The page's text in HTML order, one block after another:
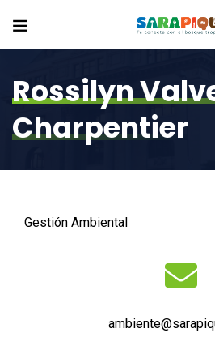
Rossilyn
Charpentier
Gestión Ambiental